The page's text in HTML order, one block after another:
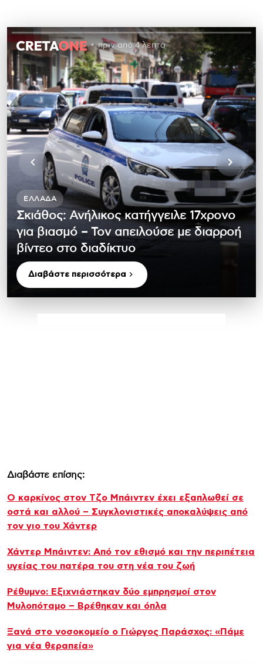
πριν από 4 λεπτά
ΕΛΛΆΔΑ
Σκιάθος: Ανήλικος κατήγγειλε 17χρονο
για βιασμό – Τον απειλούσε με διαρροή
βίντεο στο διαδίκτυο
Διαβάστε περισσότερα
Διαβάστε επίσης:
Ο καρκίνος στον Τζο Μπάιντεν έχει εξαπλωθεί σε
οστά και αλλού – Συγκλονιστικές αποκαλύψεις από
τον γιο του Χάντερ
Χάντερ Μπάιντεν: Από τον εθισμό και την περιπέτεια
υγείας του πατέρα του στη νέα του ζωή
Ρέθυμνο: Εξιχνιάστηκαν δύο εμπρησμοί στον
Μυλοπόταμο – Βρέθηκαν και όπλα
Ξανά στο νοσοκομείο ο Γιώργος Παράσχος: «Πάμε
για νέα θεραπεία»